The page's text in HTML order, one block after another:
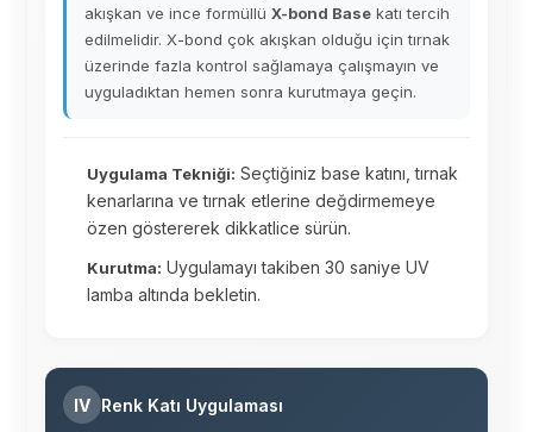
akışkan ve ince formüllü X-bond Base katı tercih
edilmelidir. X-bond çok akışkan olduğu için tırnak
üzerinde fazla kontrol sağlamaya çalışmayın ve
uyguladıktan hemen sonra kurutmaya geçin.
Uygulama Tekniği: Seçtiğiniz base katını, tırnak
kenarlarına ve tırnak etlerine değdirmemeye
özen göstererek dikkatlice sürün.
Kurutma: Uygulamayı takiben 30 saniye UV
lamba altında bekletin.
IV Renk Katı Uygulaması